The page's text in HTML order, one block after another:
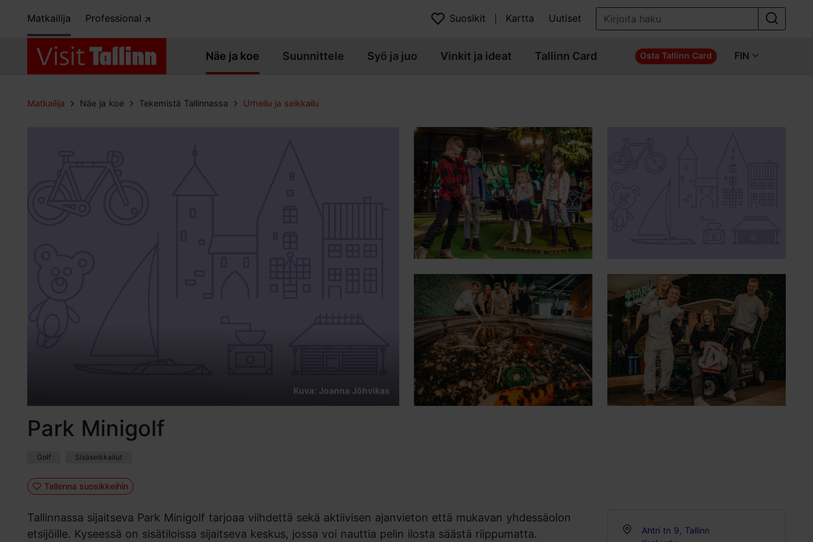
Matkailija Professional Suosikit Kartta Uutiset
Näe ja koe Suunnittele Syö ja juo Vinkit ja ideat Tallinn Card Osta Tallinn Card FIN
Matkailija Näe ja koe Tekemistä Tallinnassa Urheilu ja seikkailu
Kuva: Joanna Jõhvikas
Park Minigolf
Golf Sisäseikkailut
Tallenna suosikkeihin
Tallinnassa sijaitseva Park Minigolf tarjoaa viihdettä sekä aktiivisen ajanvieton että mukavan yhdessäolon
etsijöille. Kyseessä on sisätiloissa sijaitseva keskus, jossa voi nauttia pelin ilosta säästä riippumatta.
Ahtri tn 9, Tallinn